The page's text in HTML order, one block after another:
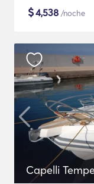
$4,538 /noche
Capelli